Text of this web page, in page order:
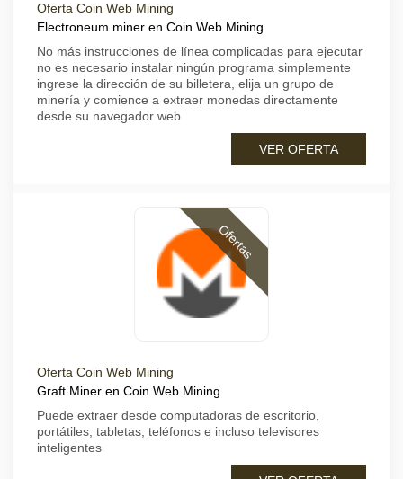
Oferta Coin Web Mining
Electroneum miner en Coin Web Mining
No más instrucciones de línea complicadas para ejecutar
no es necesario instalar ningún programa simplemente
ingrese la dirección de su billetera, elija un grupo de
minería y comience a extraer monedas directamente
desde su navegador web
VER OFERTA
Ofertas
Oferta Coin Web Mining
Graft Miner en Coin Web Mining
Puede extraer desde computadoras de escritorio,
portátiles, tabletas, teléfonos e incluso televisores
inteligentes